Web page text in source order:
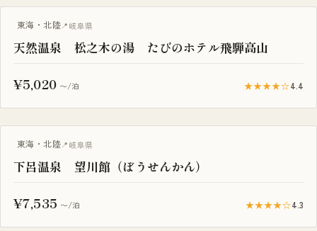
東海・北陸 岐阜県
天然温泉 松之木の湯 たびのホテル飛騨高山
¥5,020 〜/泊 ★★★★☆4.4
東海・北陸 岐阜県
下呂温泉 望川館（ぼうせんかん）
¥7,535 〜/泊 ★★★★☆4.3